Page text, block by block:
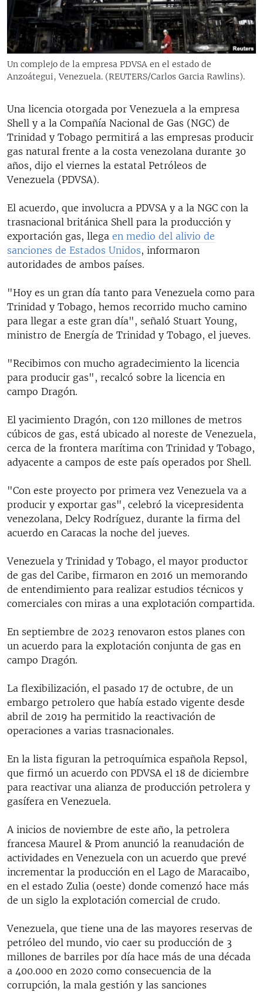
RADIO MARTÍ
ESPECIALES
ESPECIALES
LA REALIDAD DE LA VIVIENDA EN CUBA
LOS SANTOS DE HIALEAH
LA INVASIÓN DE RUSIA A UCRANIA
MULTIMEDIA
EDITORIALES
SÍGUENOS
Un complejo de la empresa PDVSA en el estado de
Anzoátegui, Venezuela. (REUTERS/Carlos Garcia Rawlins).
Una licencia otorgada por Venezuela a la empresa
Shell y a la Compañía Nacional de Gas (NGC) de
Trinidad y Tobago permitirá a las empresas producir
gas natural frente a la costa venezolana durante 30
años, dijo el viernes la estatal Petróleos de
Venezuela (PDVSA).
El acuerdo, que involucra a PDVSA y a la NGC con la
trasnacional británica Shell para la producción y
exportación gas, llega en medio del alivio de
sanciones de Estados Unidos, informaron
autoridades de ambos países.
"Hoy es un gran día tanto para Venezuela como para
Trinidad y Tobago, hemos recorrido mucho camino
para llegar a este gran día", señaló Stuart Young,
ministro de Energía de Trinidad y Tobago, el jueves.
"Recibimos con mucho agradecimiento la licencia
para producir gas", recalcó sobre la licencia en
campo Dragón.
El yacimiento Dragón, con 120 millones de metros
cúbicos de gas, está ubicado al noreste de Venezuela,
cerca de la frontera marítima con Trinidad y Tobago,
adyacente a campos de este país operados por Shell.
"Con este proyecto por primera vez Venezuela va a
producir y exportar gas", celebró la vicepresidenta
venezolana, Delcy Rodríguez, durante la firma del
acuerdo en Caracas la noche del jueves.
Venezuela y Trinidad y Tobago, el mayor productor
de gas del Caribe, firmaron en 2016 un memorando
de entendimiento para realizar estudios técnicos y
comerciales con miras a una explotación compartida.
En septiembre de 2023 renovaron estos planes con
un acuerdo para la explotación conjunta de gas en
campo Dragón.
La flexibilización, el pasado 17 de octubre, de un
embargo petrolero que había estado vigente desde
abril de 2019 ha permitido la reactivación de
operaciones a varias trasnacionales.
En la lista figuran la petroquímica española Repsol,
que firmó un acuerdo con PDVSA el 18 de diciembre
para reactivar una alianza de producción petrolera y
gasífera en Venezuela.
A inicios de noviembre de este año, la petrolera
francesa Maurel & Prom anunció la reanudación de
actividades en Venezuela con un acuerdo que prevé
incrementar la producción en el Lago de Maracaibo,
en el estado Zulia (oeste) donde comenzó hace más
de un siglo la explotación comercial de crudo.
Venezuela, que tiene una de las mayores reservas de
petróleo del mundo, vio caer su producción de 3
millones de barriles por día hace más de una década
a 400.000 en 2020 como consecuencia de la
corrupción, la mala gestión y las sanciones